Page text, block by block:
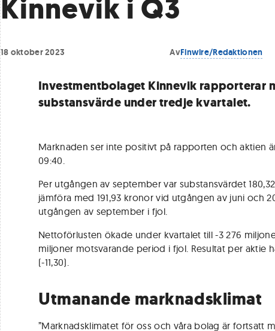
Kinnevik i Q3
18 oktober 2023 AvFinwire/Redaktionen
Investmentbolaget Kinnevik rapporterar
substansvärde under tredje kvartalet.
Marknaden ser inte positivt på rapporten och aktien
09:40.
Per utgången av september var substansvärdet
jämföra med 191,93 kronor vid utgången av juni och
utgången av september i fjol.
Nettoförlusten ökade under kvartalet till -3 276
miljoner motsvarande period i fjol. Resultat per aktie
(-11,30).
Utmanande marknadsklimat
”Marknadsklimatet för oss och våra bolag är fortsatt